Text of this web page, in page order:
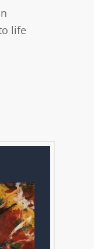
life